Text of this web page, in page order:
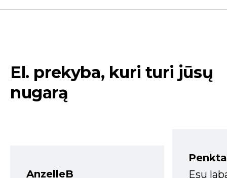
El. prekyba, kuri turi jūsų
nugarą
AnzelleB
Esu